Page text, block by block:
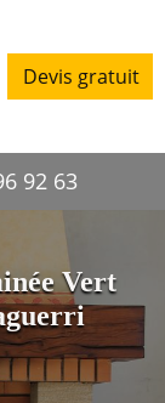
Devis gratuit
92 63
Vert